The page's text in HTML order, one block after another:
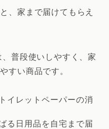
、家まで届けてもらえ
普段使いしやすく、家
すい商品です。
イレットペーパーの消
る日用品を自宅まで届